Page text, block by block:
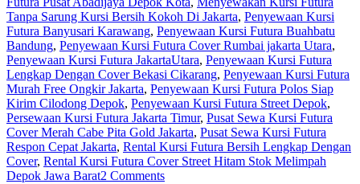
Tanpa Sarung Kursi Bersih Kokoh Di Jakarta, Penyewaan Kursi
Futura Banyusari Karawang, Penyewaan Kursi Futura Buahbatu
Bandung, Penyewaan Kursi Futura Cover Rumbai jakarta Utara,
Penyewaan Kursi Futura JakartaUtara, Penyewaan Kursi Futura
Lengkap Dengan Cover Bekasi Cikarang, Penyewaan Kursi Futura
Murah Free Ongkir Jakarta, Penyewaan Kursi Futura Polos Siap
Kirim Cilodong Depok, Penyewaan Kursi Futura Street Depok,
Persewaan Kursi Futura Jakarta Timur, Pusat Sewa Kursi Futura
Cover Merah Cabe Pita Gold Jakarta, Pusat Sewa Kursi Futura
Respon Cepat Jakarta, Rental Kursi Futura Bersih Lengkap Dengan
Cover, Rental Kursi Futura Cover Street Hitam Stok Melimpah
Depok Jawa Barat2 Comments